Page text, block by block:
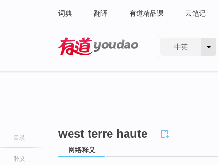
词典 翻译 有道精品课 云笔记
中英
目录
释义
west terre haute
网络释义